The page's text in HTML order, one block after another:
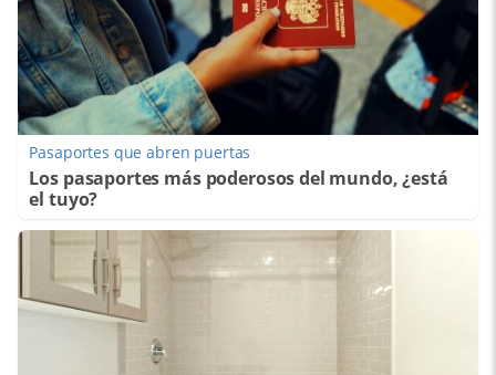
Pasaportes que abren puertas
Los pasaportes más poderosos del mundo, ¿está
el tuyo?